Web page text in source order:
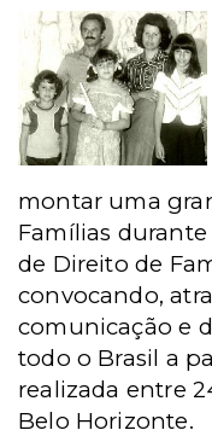
montar uma
Famílias
de Direito de
convocando,
comunicação e
todo o Brasil a
realizada entre
Belo Horizonte.